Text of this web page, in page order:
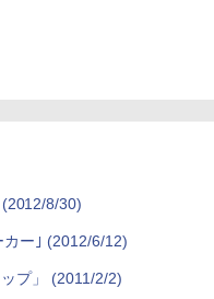
8/30)
ー｣ (2012/6/12)
プ」 (2011/2/2)